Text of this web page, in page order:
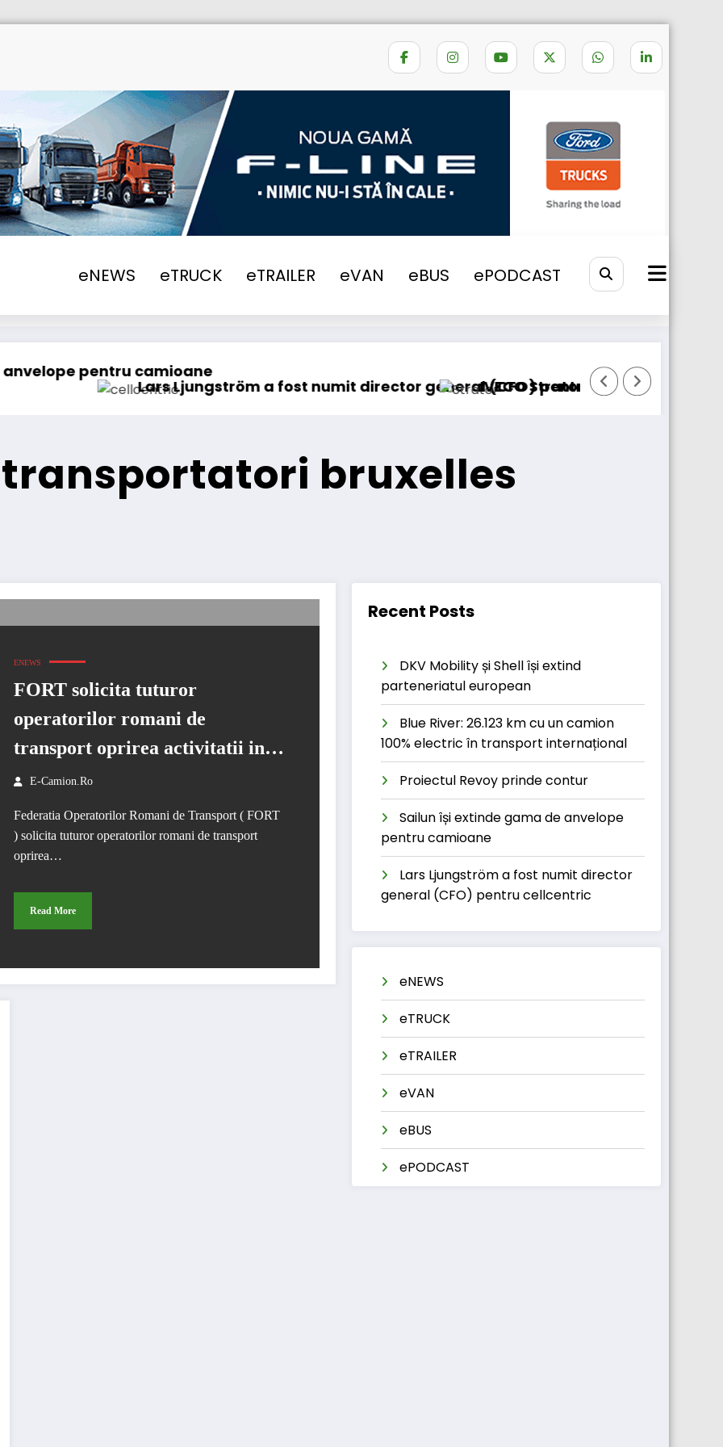
eNEWS eTRUCK eTRAILER eVAN eBUS ePODCAST
asociatii transportatori bruxelles protest
camioane
Lars Ljungström a fost numit director general (CFO) pentru cellcentric
IVECO Strator se întoarce
bruxelles
ENEWS
FORT solicita tuturor
operatorilor romani de
transport oprirea activitatii in
data de 10.01.2019
E-Camion.ro
Federatia Operatorilor Romani de Transport ( FORT
) solicita tuturor operatorilor romani de transport
oprirea…
Read More
Recent Posts
DKV Mobility și Shell își extind
parteneriatul european
Blue River: 26.123 km cu un camion
100% electric în transport internațional
Proiectul Revoy prinde contur
Sailun își extinde gama de anvelope
pentru camioane
Lars Ljungström a fost numit director
general (CFO) pentru cellcentric
eNEWS
eTRUCK
eTRAILER
eVAN
eBUS
ePODCAST